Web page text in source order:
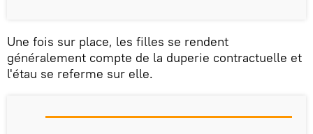
Une fois sur place, les filles se rendent
généralement compte de la duperie contractuelle et
l'étau se referme sur elle.